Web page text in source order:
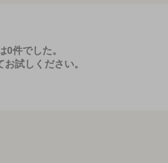
0件でした。
試しください。